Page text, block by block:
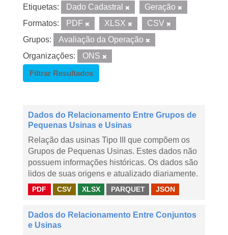
Etiquetas: Dado Cadastral
Geração
Formatos:
PDF XLSX
CSV
Grupos:
Avaliação da Operação
Organizações:
ONS
Filtrar Resultados
Dados do Relacionamento Entre Grupos de
Pequenas Usinas e Usinas
Relação das usinas Tipo III que compõem os
Grupos de Pequenas Usinas. Estes dados não
possuem informações históricas. Os dados são
lidos de suas origens e atualizado diariamente.
PDF CSV XLSX PARQUET JSON
Dados do Relacionamento Entre Conjuntos
e Usinas